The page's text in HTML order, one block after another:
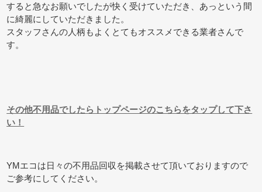
すると急なお願いでしたが快く受けていただき、あっという間
に綺麗にしていただきました。
スタッフさんの人柄もよくとてもオススメできる業者さんで
す。
その他不用品でしたらトップページのこちらをタップして下さ
い！
YMエコは日々の不用品回収を掲載させて頂いておりますので
ご参考にしてください。